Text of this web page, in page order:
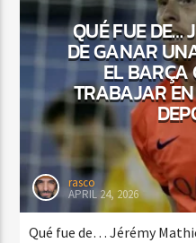
CURRENT SHOW
FIESTA DJ
9:00 PM 12:00
Beone Radio
QUÉ FUE DE…
DE GANAR
EL BARÇA
TRABAJAR
rasco
APRIL 24, 2026
Qué fue de… Jérémy